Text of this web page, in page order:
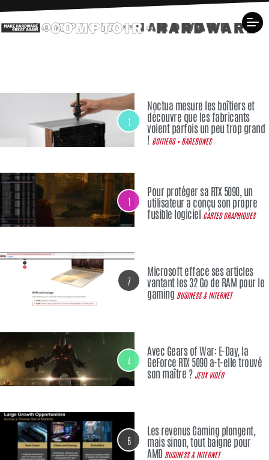
1
Noctua mesure les boîtiers et
découvre que les fabricants
voient parfois un peu trop grand
! BOITIERS • BAREBONES
1
Pour protéger sa RTX 5090, un
utilisateur a conçu son propre
fusible logiciel CARTES GRAPHIQUES
7
Microsoft efface ses articles
vantant les 32 Go de RAM pour le
gaming BUSINESS & INTERNET
4
Avec Gears of War: E-Day, la
GeForce RTX 5090 a-t-elle trouvé
son maître ? JEUX VIDÉO
6
Les revenus Gaming plongent,
mais sinon, tout baigne pour
AMD BUSINESS & INTERNET